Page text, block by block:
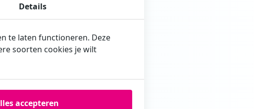
een masker tot het echt niet
te zijn over het onderwerp
onder de aandacht te
Details
te laten functioneren. Deze
soorten cookies je wilt
accepteren